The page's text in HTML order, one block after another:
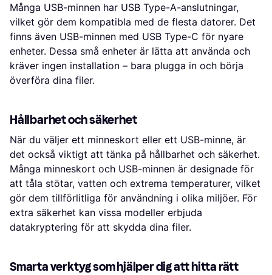
Många USB-minnen har USB Type-A-anslutningar,
vilket gör dem kompatibla med de flesta datorer. Det
finns även USB-minnen med USB Type-C för nyare
enheter. Dessa små enheter är lätta att använda och
kräver ingen installation – bara plugga in och börja
överföra dina filer.
Hållbarhet och säkerhet
När du väljer ett minneskort eller ett USB-minne, är
det också viktigt att tänka på hållbarhet och säkerhet.
Många minneskort och USB-minnen är designade för
att tåla stötar, vatten och extrema temperaturer, vilket
gör dem tillförlitliga för användning i olika miljöer. För
extra säkerhet kan vissa modeller erbjuda
datakryptering för att skydda dina filer.
Smarta verktyg som hjälper dig att hitta rätt